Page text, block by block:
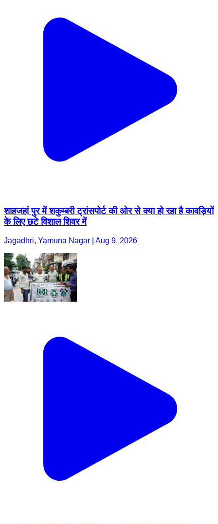
शाहजहां पुर में शकुम्बरी ट्रांसपोर्ट की ओर से क्या हो रहा है कावड़ियों
के लिए छटे विशाल शिवर में
Jagadhri, Yamuna Nagar | Aug 9, 2026